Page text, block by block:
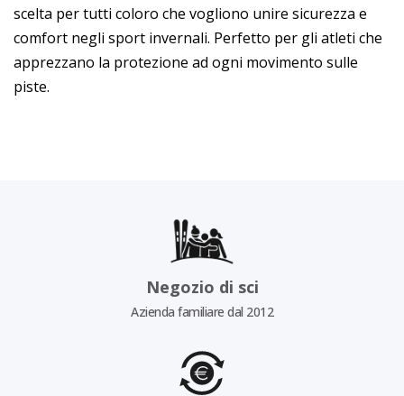
scelta per tutti coloro che vogliono unire sicurezza e
comfort negli sport invernali. Perfetto per gli atleti che
apprezzano la protezione ad ogni movimento sulle
piste.
Negozio di sci
Azienda familiare dal 2012